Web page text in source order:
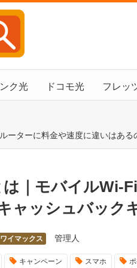
ク光 ドコモ光 フレッ
ーターに料金や速度に違いはある
｜モバイルWi-
ャッシュバック
ワイマックス 管理人
キャンペーン スマホ